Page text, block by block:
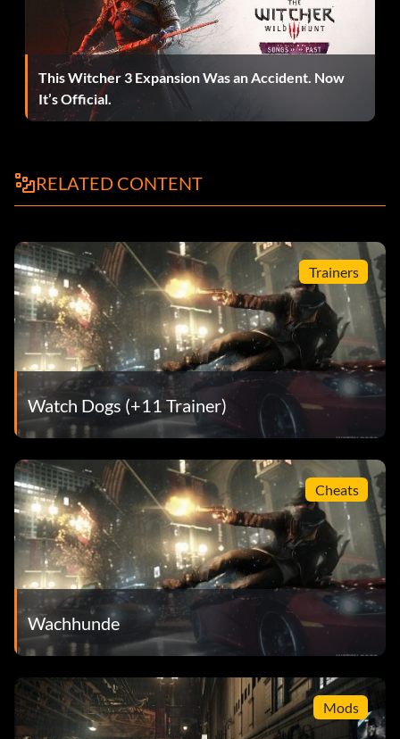
Hackifizierung (Silber): Dringe in 10 gegnerische Fixer ein
und hacke sie erfolgreich im Online-Hacking.
Huckepack (Silber): Überfalle und beobachte erfolgreich
10 feindliche Fixer im Online-Tailing.
Rennen ab.
ab.
Stealth Cookie (Silber): Beende ein Online-Tailing, ohne
entdeckt zu werden.
Freeware (Gold): Schalte alle Fertigkeiten im
Fertigkeitsbaum frei.
Signale löschen (Silber): Schalte jeden ctOS-Turm frei.
This Witcher 3 Expansion Was an Accident. Now
It’s Official.
RELATED CONTENT
Trainers
Watch Dogs (+11 Trainer)
Cheats
Wachhunde
Mods